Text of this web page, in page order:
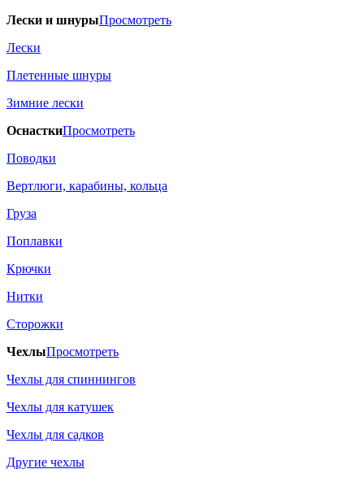
Лески и шнурыПросмотреть
Лески
Плетенные шнуры
Зимние лески
ОснасткиПросмотреть
Поводки
Вертлюги, карабины, кольца
Груза
Поплавки
Крючки
Нитки
Сторожки
ЧехлыПросмотреть
Чехлы для спиннингов
Чехлы для катушек
Чехлы для садков
Другие чехлы